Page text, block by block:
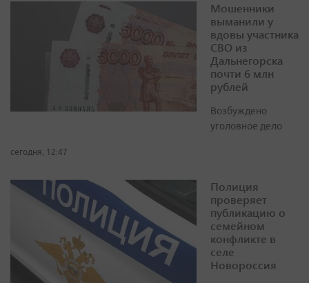
Мошенники
выманили у
вдовы участника
СВО из
Дальнегорска
почти 6 млн
рублей
Возбуждено
уголовное дело
сегодня, 12:47
Полиция
проверяет
публикацию о
семейном
конфликте в
селе
Новороссия